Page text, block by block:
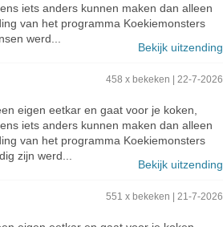
iets anders kunnen maken dan alleen
van het programma Koekiemonsters
werd...
Bekijk uitzending
458 x bekeken | 22-7-2026
eigen eetkar en gaat voor je koken,
iets anders kunnen maken dan alleen
van het programma Koekiemonsters
zijn werd...
Bekijk uitzending
551 x bekeken | 21-7-2026